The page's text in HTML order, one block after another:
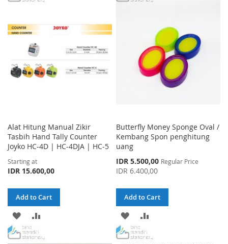
Alat Hitung Manual Zikir
Tasbih Hand Tally Counter
Joyko HC-4D | HC-4DJA | HC-5
Starting at
IDR 15.600,00
Add to Cart
ADD
TO
Butterfly Money Sponge Oval /
Kembang Spon penghitung
uang
Special
Price
IDR 5.500,00 Regular Price
IDR 6.400,00
Add to Cart
ADD
TO